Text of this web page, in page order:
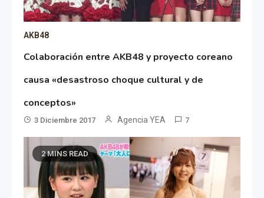
AKB48
Colaboración entre AKB48 y proyecto coreano
causa «desastroso choque cultural y de
conceptos»
3 Diciembre 2017 Agencia YEA 7
2 MINS READ